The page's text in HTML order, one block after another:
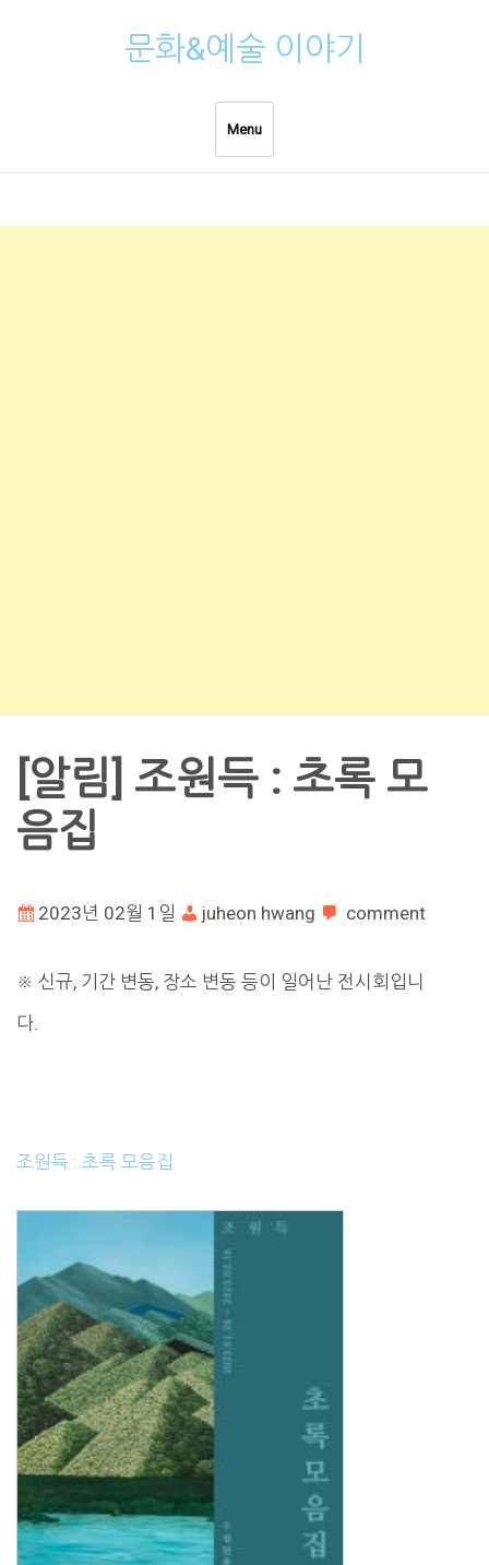
문화&예술 이야기
Menu
[알림] 조원득 : 초록 모
음집
2023년 02월 1일 juheon hwang comment
※ 신규, 기간 변동, 장소 변동 등이 일어난 전시회입니
다.
조원득 : 초록 모음집